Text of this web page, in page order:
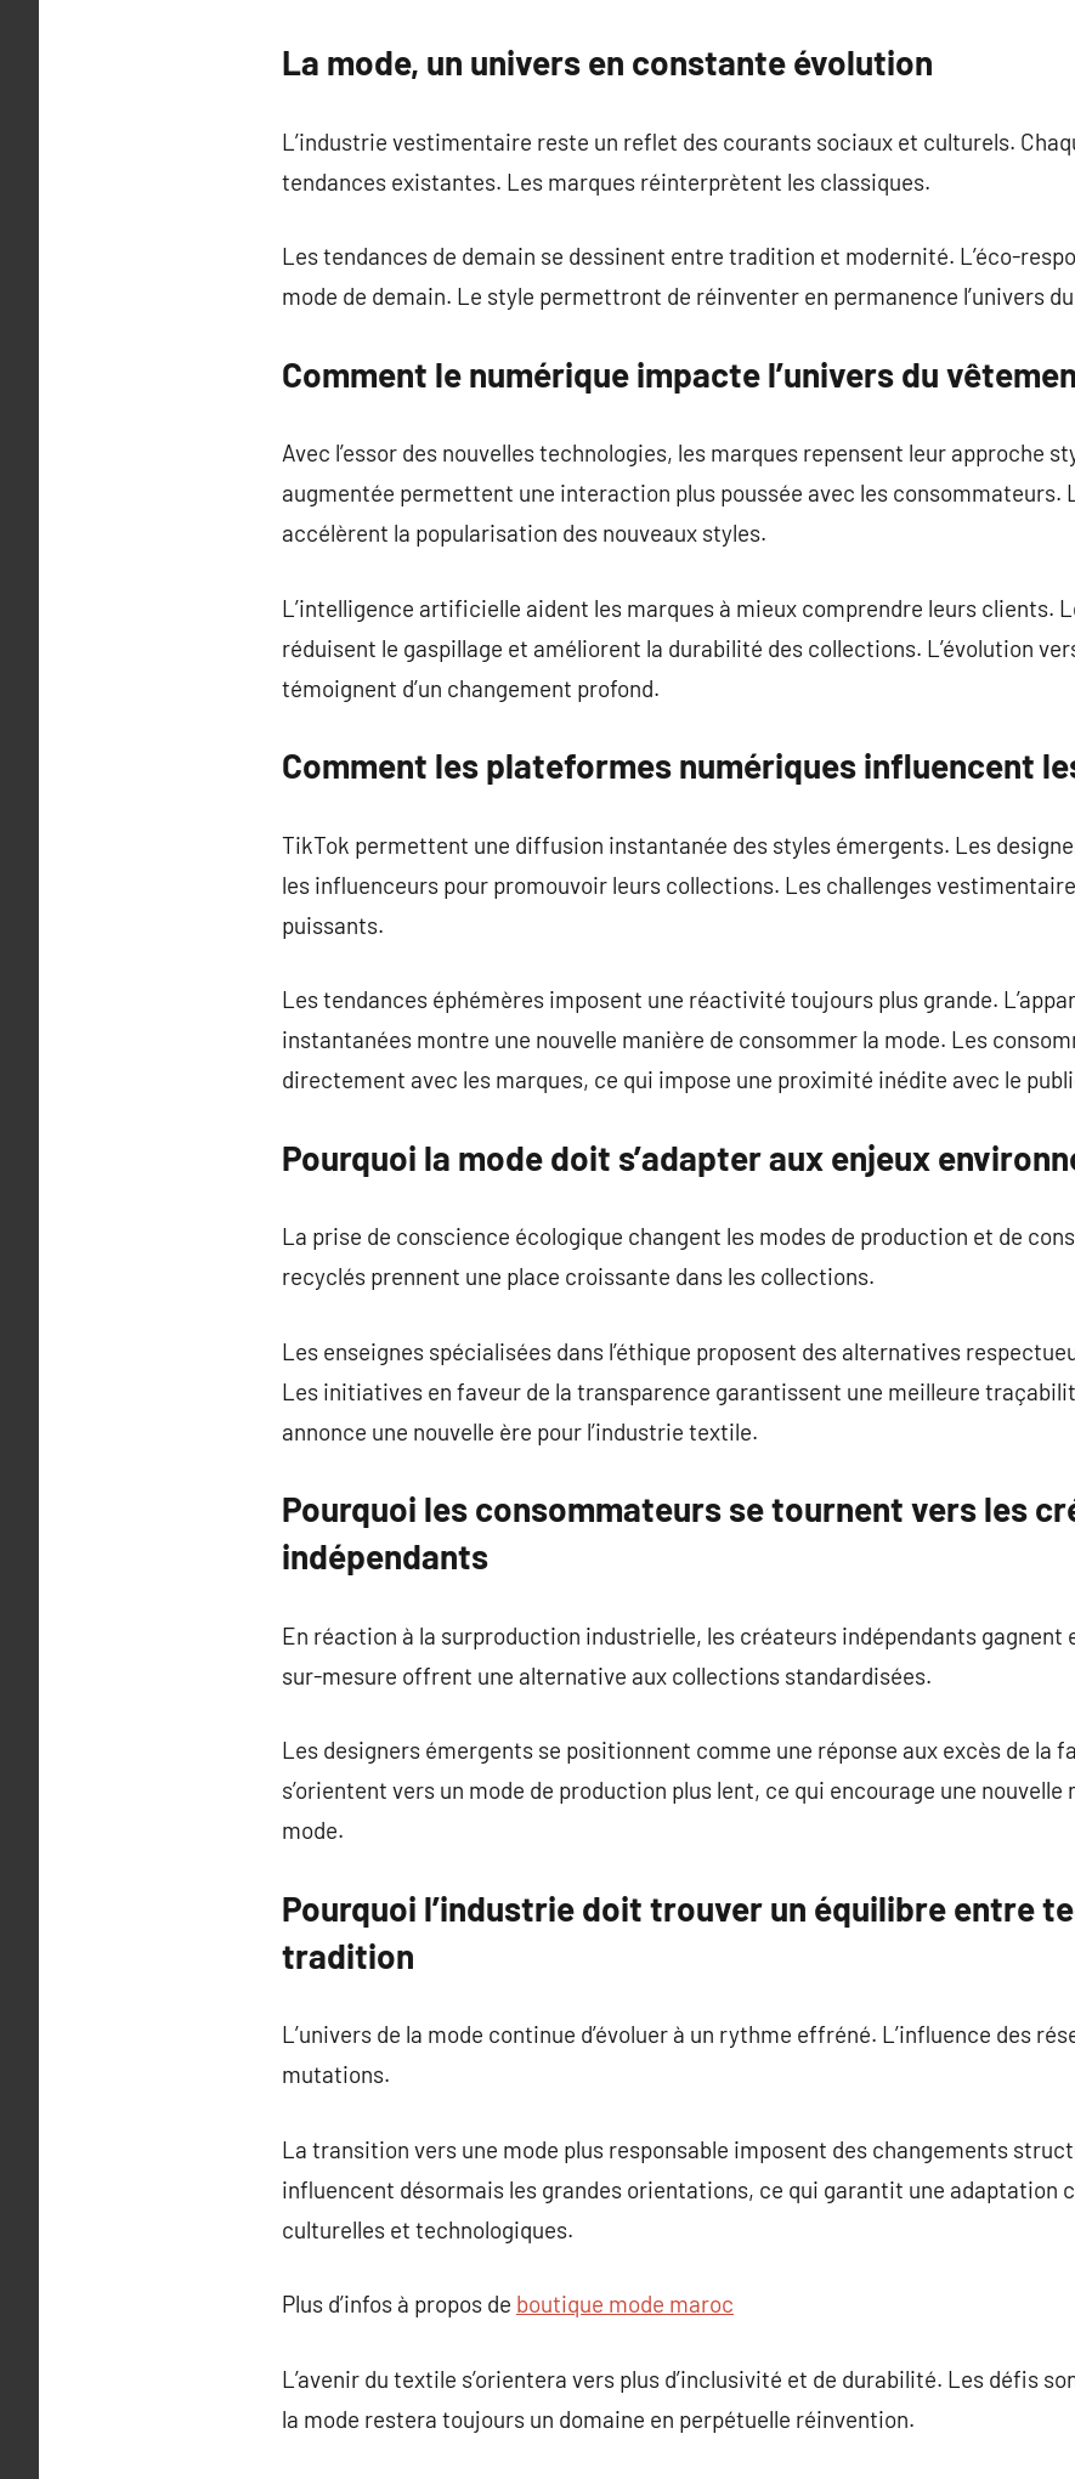
La mode, un univers en constante évolution
L’industrie vestimentaire reste un reflet des courants sociaux et culturels.
tendances existantes. Les marques réinterprètent les classiques.
Les tendances de demain se dessinent entre tradition et modernité. L’éco-
mode de demain. Le style permettront de réinventer en permanence l’univers
Comment le numérique impacte l’univers du
Avec l’essor des nouvelles technologies, les marques repensent leur approche
augmentée permettent une interaction plus poussée avec les consommateurs.
accélèrent la popularisation des nouveaux styles.
L’intelligence artificielle aident les marques à mieux comprendre leurs clients.
réduisent le gaspillage et améliorent la durabilité des collections. L’évolution
témoignent d’un changement profond.
Comment les plateformes numériques influencent
TikTok permettent une diffusion instantanée des styles émergents. Les
les influenceurs pour promouvoir leurs collections. Les challenges
puissants.
Les tendances éphémères imposent une réactivité toujours plus grande.
instantanées montre une nouvelle manière de consommer la mode. Les
directement avec les marques, ce qui impose une proximité inédite avec le
Pourquoi la mode doit s’adapter aux enjeux
La prise de conscience écologique changent les modes de production et de
recyclés prennent une place croissante dans les collections.
Les enseignes spécialisées dans l’éthique proposent des alternatives
Les initiatives en faveur de la transparence garantissent une meilleure
annonce une nouvelle ère pour l’industrie textile.
Pourquoi les consommateurs se tournent vers les
indépendants
En réaction à la surproduction industrielle, les créateurs indépendants
sur-mesure offrent une alternative aux collections standardisées.
Les designers émergents se positionnent comme une réponse aux excès de la
s’orientent vers un mode de production plus lent, ce qui encourage une
mode.
Pourquoi l’industrie doit trouver un équilibre entre
tradition
L’univers de la mode continue d’évoluer à un rythme effréné. L’influence des
mutations.
La transition vers une mode plus responsable imposent des changements
influencent désormais les grandes orientations, ce qui garantit une adaptation
culturelles et technologiques.
Plus d’infos à propos de boutique mode maroc
L’avenir du textile s’orientera vers plus d’inclusivité et de durabilité. Les défis
la mode restera toujours un domaine en perpétuelle réinvention.